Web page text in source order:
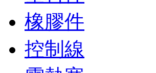
橡膠件
控制線